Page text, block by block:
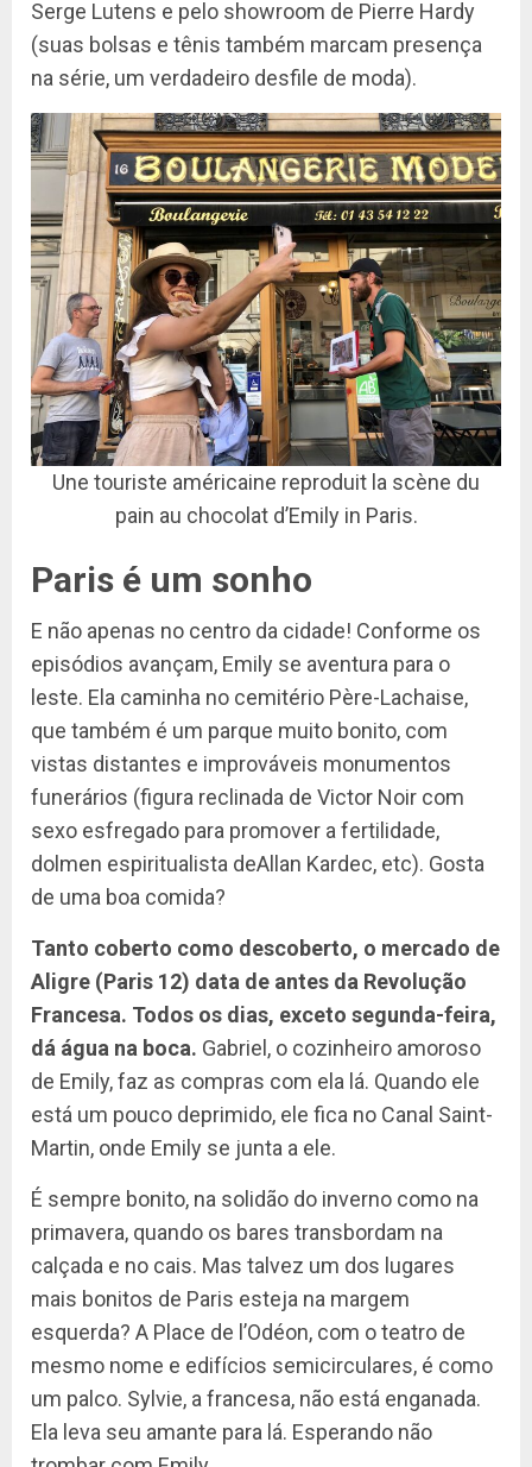
Serge Lutens e pelo showroom de Pierre Hardy
(suas bolsas e tênis também marcam presença
na série, um verdadeiro desfile de moda).
Une touriste américaine reproduit la scène du
pain au chocolat d’Emily in Paris.
Paris é um sonho
E não apenas no centro da cidade! Conforme os
episódios avançam, Emily se aventura para o
leste. Ela caminha no cemitério Père-Lachaise,
que também é um parque muito bonito, com
vistas distantes e improváveis ​​monumentos
funerários (figura reclinada de Victor Noir com
sexo esfregado para promover a fertilidade,
dolmen espiritualista deAllan Kardec, etc). Gosta
de uma boa comida?
Tanto coberto como descoberto, o mercado de
Aligre (Paris 12) data de antes da Revolução
Francesa. Todos os dias, exceto segunda-feira,
dá água na boca. Gabriel, o cozinheiro amoroso
de Emily, faz as compras com ela lá. Quando ele
está um pouco deprimido, ele fica no Canal Saint-
Martin, onde Emily se junta a ele.
É sempre bonito, na solidão do inverno como na
primavera, quando os bares transbordam na
calçada e no cais. Mas talvez um dos lugares
mais bonitos de Paris esteja na margem
esquerda? A Place de l’Odéon, com o teatro de
mesmo nome e edifícios semicirculares, é como
um palco. Sylvie, a francesa, não está enganada.
Ela leva seu amante para lá. Esperando não